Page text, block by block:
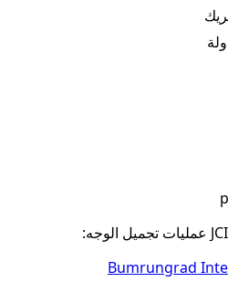
عمليات تجميل الوجه:
Bumrungrad